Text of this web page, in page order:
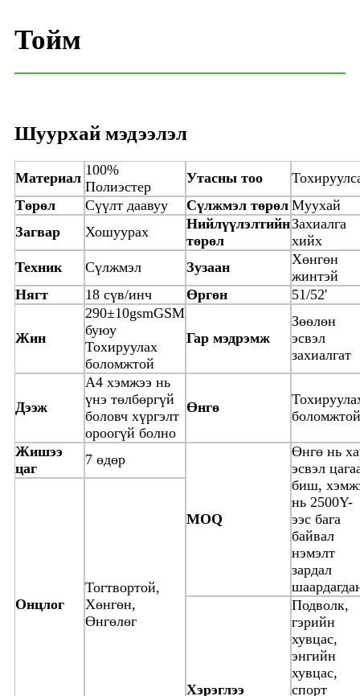
Тойм
Шуурхай мэдээлэл
Материал 100%
Полиэстер
Утасны тоо
Төрөл
Сүүлт даавуу Сүлжмэл төрөл Муухай
Загвар
Хошуурах
Нийлүүлэлтийн
төрөл
Захиалга
хийх
Техник
Сүлжмэл Зузаан
Хөнгөн
жинтэй
Нягт
18 сүв/инч Өргөн 51/52'
Жин
290±10gsmGSM
буюу
Тохируулах
боломжтой
Гар мэдрэмж
Зөөлөн
эсвэл
захиалгат
Дээж
А4 хэмжээ нь
үнэ төлбөргүй
боловч хүргэлт
ороогүй болно
Өнгө
боломжтой
Жишээ
цаг
7 өдөр
MOQ
Өнгө нь
эсвэл
биш,
нь 2500Y-
ээс бага
байвал
нэмэлт
зардал
Онцлог
Тогтвортой,
Хөнгөн,
Өнгөлөг
Хэрэглээ
Подволк,
гэрийн
хувцас,
энгийн
хувцас,
спорт